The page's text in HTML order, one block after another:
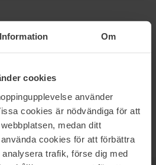
Information Om
cookies
använder
cookies är nödvändiga för att
medan ditt
cookies för att förbättra
trafik, förse dig med
i samarbeid med Parlux skapt en
seg til en parfyme, men det ble
en mengde ulike parfymer so